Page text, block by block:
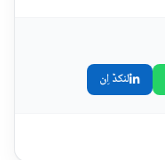
لنکڈ اِن